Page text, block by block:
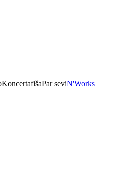
KoncertafišaPar seviN'Works